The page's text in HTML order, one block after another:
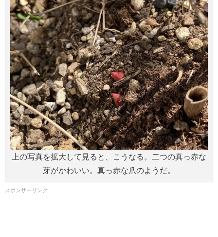
上の写真を拡大して見ると、こうなる。二つの真っ赤な
芽がかわいい。真っ赤な爪のようだ。
スポンサーリンク